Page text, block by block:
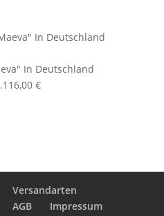
In Deutschland
€
Versandarten
AGB
Impressum